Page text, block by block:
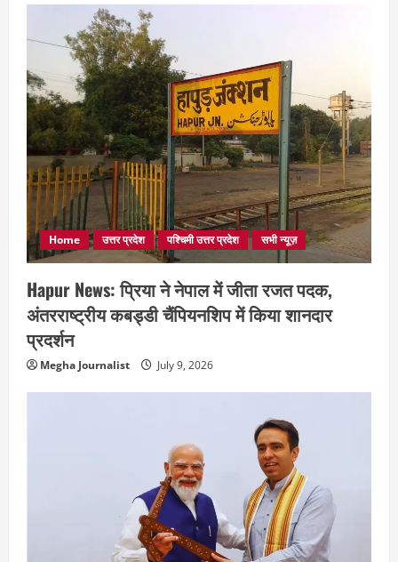
Home उत्तर प्रदेश पश्चिमी उत्तर प्रदेश सभी न्यूज़
Hapur News: प्रिया ने नेपाल में जीता रजत पदक,
अंतरराष्ट्रीय कबड्डी चैंपियनशिप में किया शानदार
प्रदर्शन
Megha Journalist July 9, 2026